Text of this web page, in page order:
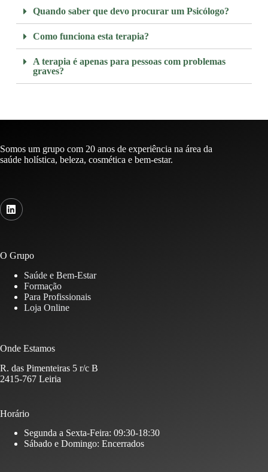
Quando saber que devo procurar um Psicólogo?
Como funciona esta terapia?
A terapia é apenas para pessoas com problemas
graves?
Somos um grupo com 20 anos de experiência na área da
saúde holística, beleza, cosmética e bem-estar.
O Grupo
Saúde e Bem-Estar
Formação
Para Profissionais
Loja Online
Onde Estamos
R. das Pimenteiras 5 r/c B
2415-767 Leiria
Horário
Segunda a Sexta-Feira: 09:30-18:30
Sábado e Domingo: Encerrados